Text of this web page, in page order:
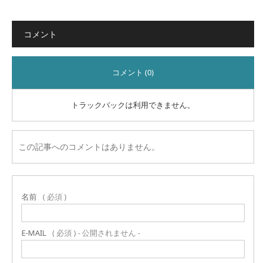
コメント
コメント (0)
トラックバックは利用できません。
この記事へのコメントはありません。
名前 ( 必須 )
E-MAIL ( 必須 ) - 公開されません -